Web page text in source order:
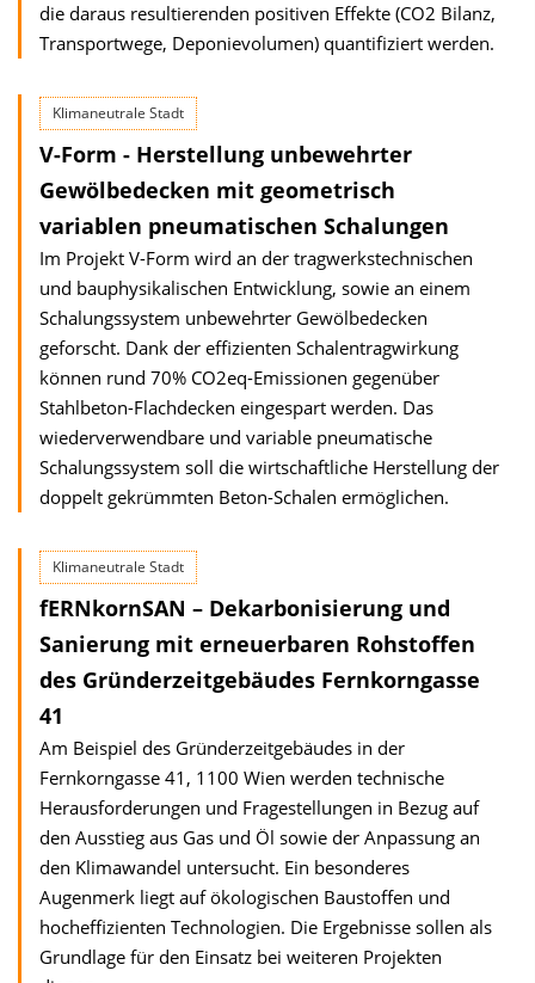
die daraus resultierenden positiven Effekte (CO2 Bilanz,
Transportwege, Deponievolumen) quantifiziert werden.
Klimaneutrale Stadt
V-Form - Herstellung unbewehrter
Gewölbedecken mit geometrisch
variablen pneumatischen Schalungen
Im Projekt V-Form wird an der tragwerkstechnischen
und bauphysikalischen Ent­wicklung, sowie an einem
Schalungssystem unbewehrter Gewölbedecken
geforscht. Dank der effizienten Schalentragwirkung
können rund 70% CO2eq-Emissionen gegen­über
Stahlbeton-Flachdecken eingespart werden. Das
wieder­verwendbare und variable pneumatische
Schalungssystem soll die wirtschaftliche Herstellung der
doppelt gekrümmten Beton-Schalen ermöglichen.
Klimaneutrale Stadt
fERNkornSAN – Dekarbonisierung und
Sanierung mit erneuerbaren Rohstoffen
des Gründerzeitgebäudes Fernkorngasse
41
Am Beispiel des Gründerzeitgebäudes in der
Fernkorngasse 41, 1100 Wien werden tech­nische
Herausforderungen und Fragestellungen in Bezug auf
den Ausstieg aus Gas und Öl sowie der Anpassung an
den Klimawandel untersucht. Ein besonderes
Augenmerk liegt auf ökologischen Baustoffen und
hocheffizienten Technologien. Die Ergebnisse sollen als
Grundlage für den Einsatz bei weiteren Projekten